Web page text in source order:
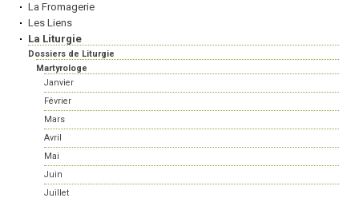
La Fromagerie
Les Liens
La Liturgie
Dossiers de Liturgie
Martyrologe
Janvier
Février
Mars
Avril
Mai
Juin
Juillet